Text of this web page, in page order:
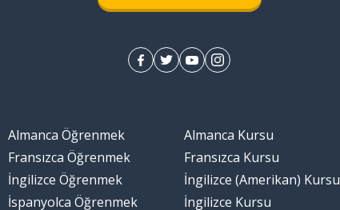
Almanca Öğrenmek
Fransızca Öğrenmek
İngilizce Öğrenmek
İspanyolca Öğrenmek
Almanca Kursu
Fransızca Kursu
İngilizce (Amerikan) Kursu
İngilizce Kursu